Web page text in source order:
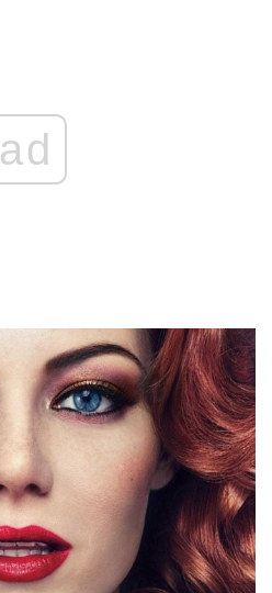
ad